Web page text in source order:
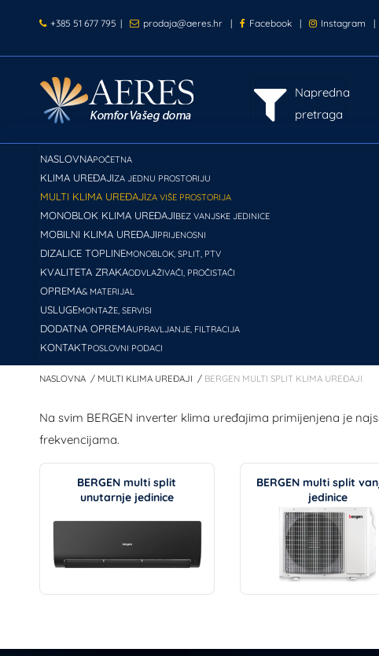
+385 51 677 795 | prodaja@aeres.hr | Facebook | Instagram |
Napredna
pretraga
NASLOVNAPOČETNA
KLIMA UREĐAJIZA JEDNU PROSTORIJU
MULTI KLIMA UREĐAJIZA VIŠE PROSTORIJA
MONOBLOK KLIMA UREĐAJIBEZ VANJSKE JEDINICE
MOBILNI KLIMA UREĐAJIPRIJENOSNI
DIZALICE TOPLINEMONOBLOK, SPLIT, PTV
KVALITETA ZRAKAODVLAŽIVAČI, PROČISTAČI
OPREMA& MATERIJAL
USLUGEMONTAŽE, SERVISI
DODATNA OPREMAUPRAVLJANJE, FILTRACIJA
KONTAKTPOSLOVNI PODACI
NASLOVNA MULTI KLIMA UREĐAJI BERGEN MULTI SPLIT KLIMA UREĐAJI
Na svim BERGEN inverter klima uređajima primijenjena je
frekvencijama.
BERGEN multi split
unutarnje jedinice
BERGEN multi split
jedinice